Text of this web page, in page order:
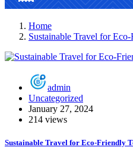
Home
Sustainable Travel for
admin
Uncategorized
January 27, 2024
214 views
Sustainable Travel for Eco-Friendly